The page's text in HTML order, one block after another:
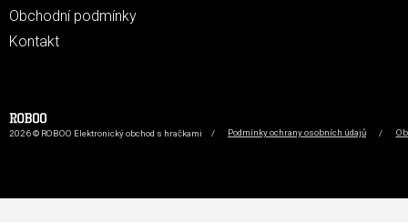
Obchodní podmínky
Kontakt
2026 © ROBOO Elektronický obchod s hračkami / Podmínky ochrany osobních údajů /